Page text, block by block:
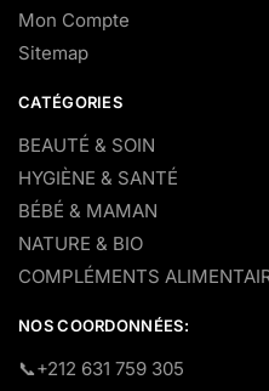
Mon Compte
Sitemap
CATÉGORIES
BEAUTÉ & SOIN
HYGIÈNE & SANTÉ
BÉBÉ & MAMAN
NATURE & BIO
COMPLÉMENTS
NOS COORDONNÉES:
​📞+212 631 759 305